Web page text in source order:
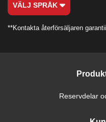
VÄLJ SPRÅK
**Kontakta återförsäljaren
Reservdelar